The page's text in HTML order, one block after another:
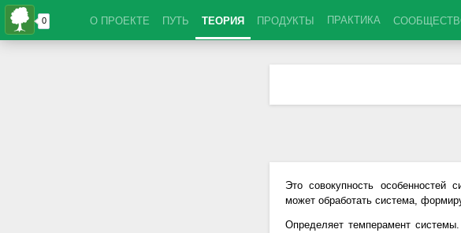
О ПРОЕКТЕ ПУТЬ ТЕОРИЯ ПРОДУКТЫ ПРАКТИКА
Это совокупность особенностей
может обработать система,
Определяет темперамент